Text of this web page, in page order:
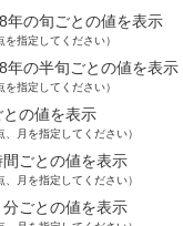
年の旬ごとの値を表示
を指定してください）
年の半旬ごとの値を表示
を指定してください）
との値を表示
、月を指定してください）
間ごとの値を表示
、月を指定してください）
分ごとの値を表示